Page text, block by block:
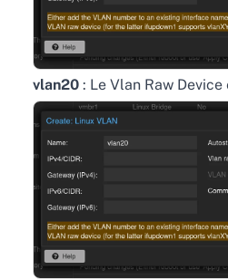
vlan20 : Le Vlan Raw